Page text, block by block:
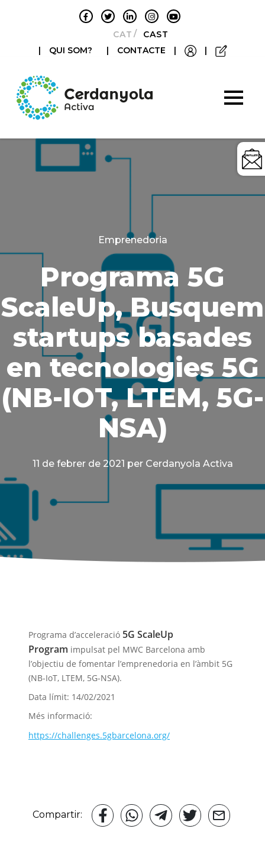
CATALÀCASTELLANO
|
QUI SOM? | CONTACTE | |
Categories
Emprenedoria
Programa 5G
ScaleUp, Busquem
startups basades
en tecnologies 5G
(NB-IOT, LTEM, 5G-
NSA)
11 de febrer de 2021 per Cerdanyola Activa
Programa d’acceleració 5G ScaleUp
Program impulsat pel MWC Barcelona amb
l’objectiu de fomentar l’emprenedoria en l’àmbit 5G
(NB-IoT, LTEM, 5G-NSA).
Data límit: 14/02/2021
Més informació:
https://challenges.5gbarcelona.org/
Compartir: